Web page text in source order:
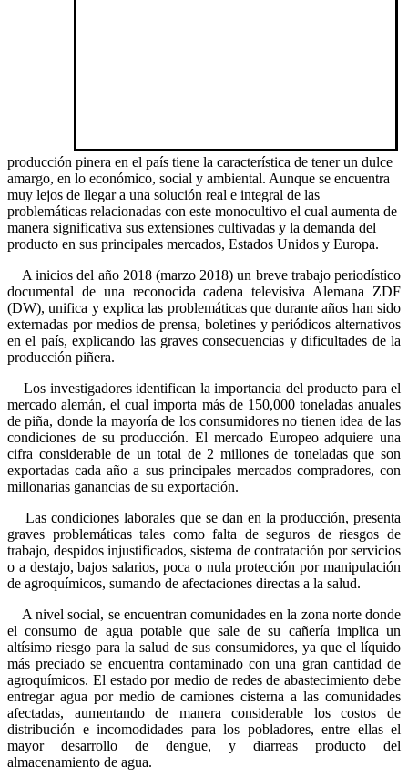
producción pinera en el país tiene la característica de tener un dulce
amargo, en lo económico, social y ambiental. Aunque se encuentra
muy lejos de llegar a una solución real e integral de las
problemáticas relacionadas con este monocultivo el cual aumenta de
manera significativa sus extensiones cultivadas y la demanda del
producto en sus principales mercados, Estados Unidos y Europa.
A inicios del año 2018 (marzo 2018) un breve trabajo periodístico
documental de una reconocida cadena televisiva Alemana ZDF
(DW), unifica y explica las problemáticas que durante años han sido
externadas por medios de prensa, boletines y periódicos alternativos
en el país, explicando las graves consecuencias y dificultades de la
producción piñera.
Los investigadores identifican la importancia del producto para el
mercado alemán, el cual importa más de 150,000 toneladas anuales
de piña, donde la mayoría de los consumidores no tienen idea de las
condiciones de su producción. El mercado Europeo adquiere una
cifra considerable de un total de 2 millones de toneladas que son
exportadas cada año a sus principales mercados compradores, con
millonarias ganancias de su exportación.
Las condiciones laborales que se dan en la producción, presenta
graves problemáticas tales como falta de seguros de riesgos de
trabajo, despidos injustificados, sistema de contratación por servicios
o a destajo, bajos salarios, poca o nula protección por manipulación
de agroquímicos, sumando de afectaciones directas a la salud.
A nivel social, se encuentran comunidades en la zona norte donde
el consumo de agua potable que sale de su cañería implica un
altísimo riesgo para la salud de sus consumidores, ya que el líquido
más preciado se encuentra contaminado con una gran cantidad de
agroquímicos. El estado por medio de redes de abastecimiento debe
entregar agua por medio de camiones cisterna a las comunidades
afectadas, aumentando de manera considerable los costos de
distribución e incomodidades para los pobladores, entre ellas el
mayor desarrollo de dengue, y diarreas producto del
almacenamiento de agua.